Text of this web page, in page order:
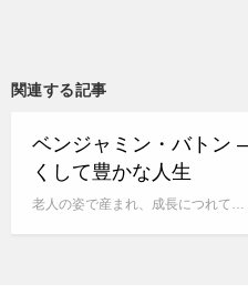
関連する記事
ベンジャミン・バトン
くして豊かな人生
老人の姿で産まれ、成長につれて…